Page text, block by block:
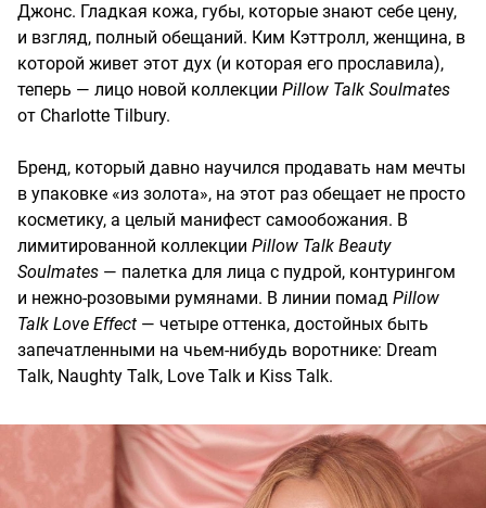
Джонс. Гладкая кожа, губы, которые знают себе цену,
и взгляд, полный обещаний. Ким Кэттролл, женщина, в
которой живет этот дух (и которая его прославила),
теперь — лицо новой коллекции Pillow Talk Soulmates
от Charlotte Tilbury.
Бренд, который давно научился продавать нам мечты
в упаковке «из золота», на этот раз обещает не просто
косметику, а целый манифест самообожания. В
лимитированной коллекции Pillow Talk Beauty
Soulmates — палетка для лица с пудрой, контурингом
и нежно-розовыми румянами. В линии помад Pillow
Talk Love Effect — четыре оттенка, достойных быть
запечатленными на чьем-нибудь воротнике: Dream
Talk, Naughty Talk, Love Talk и Kiss Talk.